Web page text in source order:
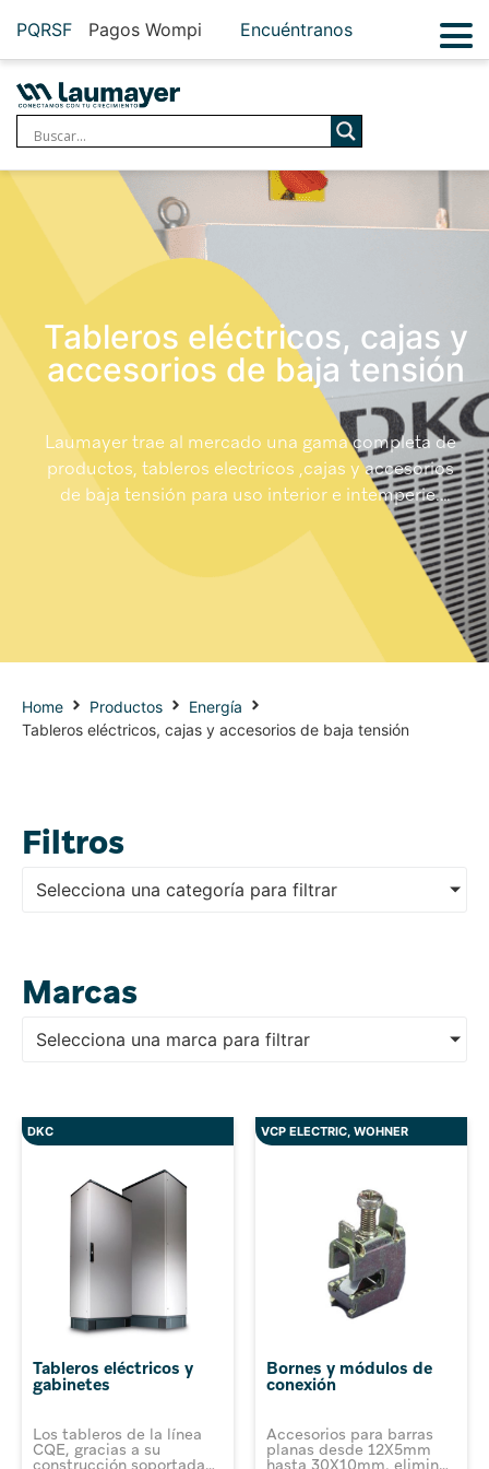
PQRSF Pagos Wompi Encuéntranos
Tableros eléctricos, cajas y
accesorios de baja tensión
Laumayer trae al mercado una gama completa de
productos, tableros electricos ,cajas y accesorios
de baja tensión para uso interior e intemperie.
Productos de alta calidad cumpliendo las normas
nacionales e internacionales
Home Productos
Energía
Tableros eléctricos, cajas y accesorios de baja tensión
Filtros
Selecciona una categoría para filtrar
Marcas
Selecciona una marca para filtrar
DKC
Tableros eléctricos y
gabinetes
Los tableros de la línea
CQE, gracias a su
construcción soportada
VCP ELECTRIC, WOHNER
Bornes y módulos de
conexión
Accesorios para barras
planas desde 12X5mm
hasta 30X10mm, eliminan